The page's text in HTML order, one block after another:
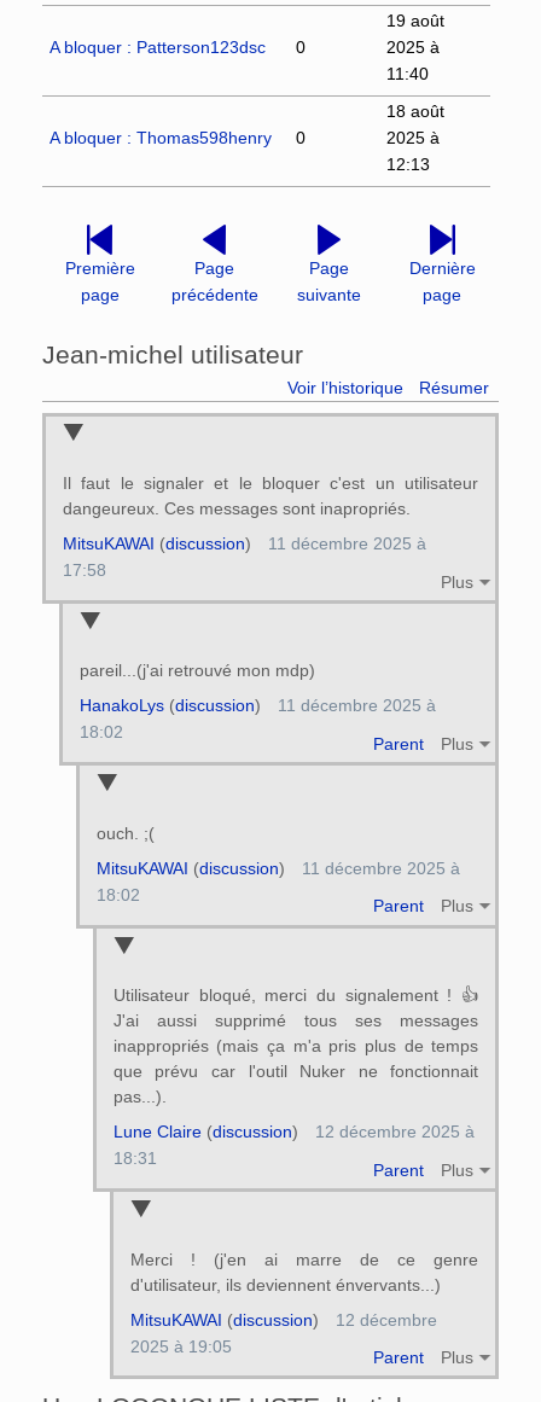
A bloquer : Patterson123dsc 0
19 août
2025 à
11:40
A bloquer : Thomas598henry 0
18 août
2025 à
12:13
Première
page
Page
précédente
Page
suivante
Dernière
page
Jean-michel utilisateur
Voir l’historique Résumer
Il faut le signaler et le bloquer c'est un utilisateur
dangeureux. Ces messages sont inapropriés.
Plus
MitsuKAWAI (discussion)
11 décembre 2025 à
17:58
pareil...(j'ai retrouvé mon mdp)
Parent Plus
HanakoLys(discussion)
11 décembre 2025 à
18:02
ouch. ;(
Parent Plus
MitsuKAWAI (discussion)
11 décembre 2025 à
18:02
Utilisateur bloqué, merci du signalement ! 👍
J'ai aussi supprimé tous ses messages
inappropriés (mais ça m'a pris plus de temps
que prévu car l'outil Nuker ne fonctionnait
pas...).
Parent Plus
Lune Claire(discussion)
12 décembre 2025 à
18:31
Merci ! (j'en ai marre de ce genre
d'utilisateur, ils deviennent énvervants...)
Parent Plus
MitsuKAWAI (discussion)
12 décembre
2025 à 19:05